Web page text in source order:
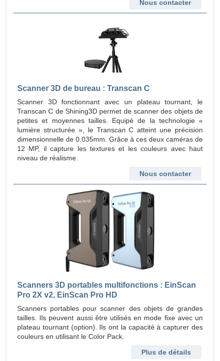
Nous contacter
Scanner 3D de bureau : Transcan C
Scanner 3D fonctionnant avec un plateau tournant, le
Transcan C de Shining3D permet de scanner des objets de
petites et moyennes tailles. Equipé de la technologie «
lumière structurée », le Transcan C atteint une précision
dimensionnelle de 0.035mm. Grâce à ces deux caméras de
12 MP, il capture les textures et les couleurs avec haut
niveau de réalisme.
Nous contacter
Scanners 3D portables multifonctions : EinScan
Pro 2X v2, EinScan Pro HD
Scanners portables pour scanner des objets de grandes
tailles. Ils peuvent aussi être utilisés en mode fixe avec un
plateau tournant (option). Ils ont la capacité à capturer des
couleurs en utilisant le Color Pack.
Plus de détails